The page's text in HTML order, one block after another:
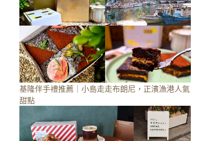
基隆伴手禮推薦｜小島走走布朗尼，正濱漁港人氣
甜點